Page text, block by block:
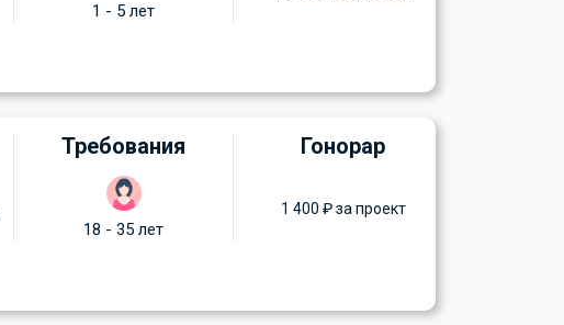
1 - 5 лет
Требования
18 - 35 лет
Гонорар
1 400 ₽ за проект